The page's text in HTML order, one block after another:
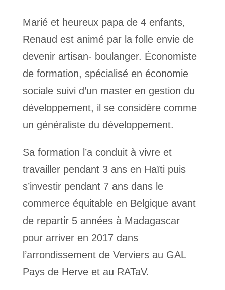
Marié et heureux papa de 4 enfants,
Renaud est animé par la folle envie de
devenir artisan- boulanger. Économiste
de formation, spécialisé en économie
sociale suivi d’un master en gestion du
développement, il se considère comme
un généraliste du développement.
Sa formation l’a conduit à vivre et
travailler pendant 3 ans en Haïti puis
s’investir pendant 7 ans dans le
commerce équitable en Belgique avant
de repartir 5 années à Madagascar
pour arriver en 2017 dans
l’arrondissement de Verviers au GAL
Pays de Herve et au RATaV.